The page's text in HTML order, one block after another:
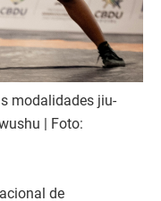
modalidades jiu-
| Foto:
de